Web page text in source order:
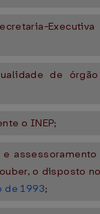
Executiva
de
o INEP;
o disposto
de 1993;